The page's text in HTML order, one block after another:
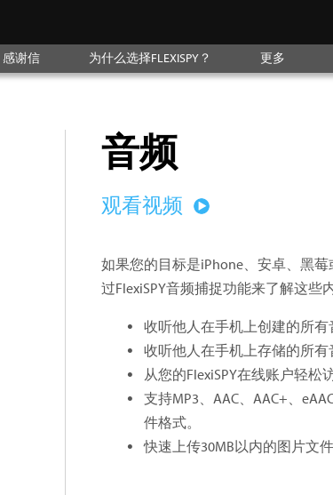
感谢信 为什么选择FLEXISPY？ 更多
音频
观看视频
如果您的目标是iPhone、安卓、黑
过FlexiSPY音频捕捉功能来了解这些内
收听他人在手机上创建的所有
收听他人在手机上存储的所有
从您的FlexiSPY在线账户轻松
支持MP3、AAC、AAC+、
件格式。
快速上传30MB以内的图片文件